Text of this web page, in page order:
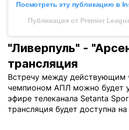
Посмотреть эту публикацию в
Публикация от Premier
"Ливерпуль" -
трансляция
Встречу между действующим
чемпионом АПЛ можно будет
эфире телеканала Setanta
трансляция будет доступна на